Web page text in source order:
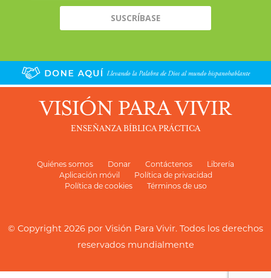
VISIÓN PARA VIVIR
ENSEÑANZA BÍBLICA PRÁCTICA
Quiénes somos Donar Contáctenos
Librería
Aplicación móvil
Política de privacidad
Política de cookies
Términos de uso
© Copyright 2026 por Visión Para Vivir. Todos los derechos
reservados mundialmente